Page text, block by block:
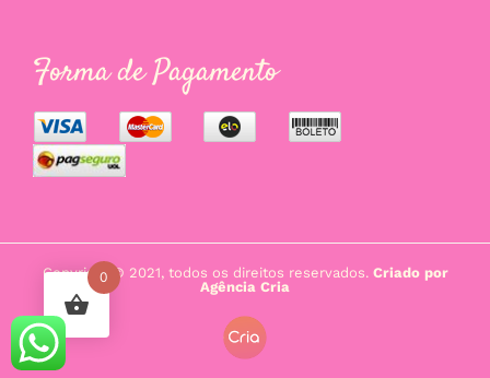
Forma de Pagamento
Copyright © 2021, todos os direitos reservados. Criado por
Agência Cria
0